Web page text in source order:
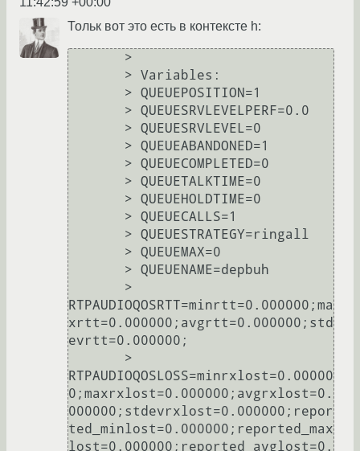
Тольк вот это есть в контексте h:
RTPAUDIOQOSRTT=minrtt=0.000000;ma
xrtt=0.000000;avgrtt=0.000000;std
evrtt=0.000000;
RTPAUDIOQOSLOSS=minrxlost=0.00000
0;maxrxlost=0.000000;avgrxlost=0.
000000;stdevrxlost=0.000000;repor
ted_minlost=0.000000;reported_max
lost=0.000000;reported_avglost=0.